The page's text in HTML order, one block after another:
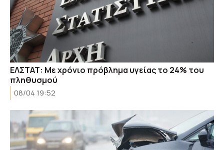
ΕΛΣΤΑΤ: Με χρόνιο πρόβλημα υγείας το 24% του
πληθυσμού
08/04 19:52